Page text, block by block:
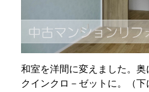
和室を洋間に変えました。奥
クインクロ－ゼットに。（下